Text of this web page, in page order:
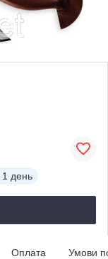
1 день
Оплата Умови